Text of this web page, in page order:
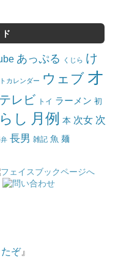
あっぷる くじら け
カレンダー ウェブ オ
テレビ トイ ラーメン 初
し 月例 本 次女 次
長男 雑記 魚 麺
ぞ』